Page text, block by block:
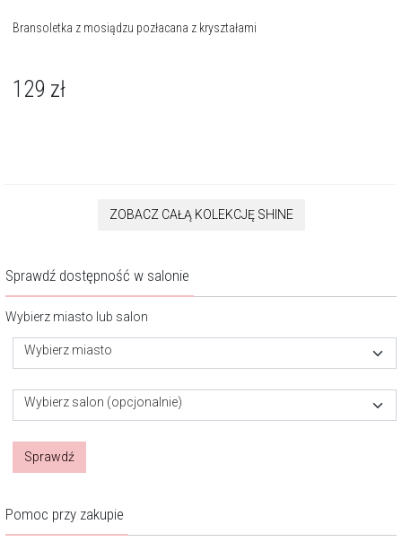
Bransoletka z mosiądzu pozłacana z kryształami
129 zł
ZOBACZ CAŁĄ KOLEKCJĘ SHINE
Sprawdź dostępność w salonie
Wybierz miasto lub salon
Wybierz miasto
Wybierz salon (opcjonalnie)
Sprawdź
Pomoc przy zakupie